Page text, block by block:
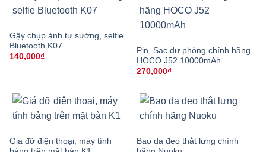
Gậy chụp ảnh tự sướng, selfie
Bluetooth K07
140,000₫
Pin, Sạc dự phòng chính hãng
HOCO J52 10000mAh
270,000₫
Giá đỡ điện thoại, máy tính
Bao da đeo thắt lưng chính